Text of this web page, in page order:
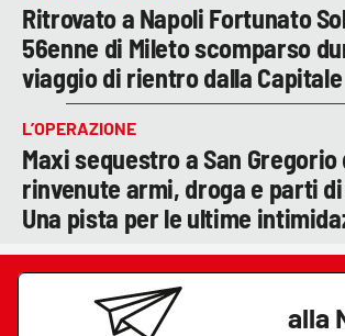
Ritrovato a Napoli Fortunato
56enne di Mileto scomparso
viaggio di rientro dalla Capitale
L’OPERAZIONE
Maxi sequestro a San Gregorio
rinvenute armi, droga e parti
Una pista per le ultime
alla